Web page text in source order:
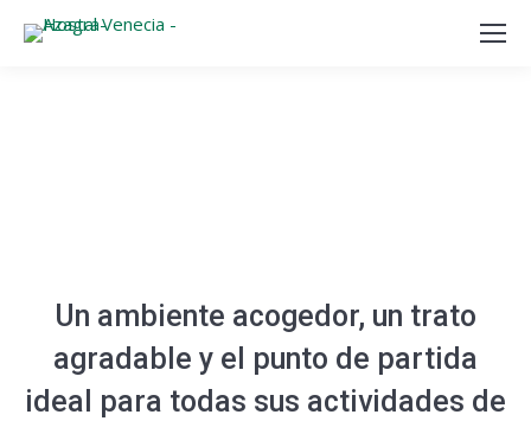
Un ambiente acogedor, un trato
agradable y el punto de partida
ideal para todas sus actividades de